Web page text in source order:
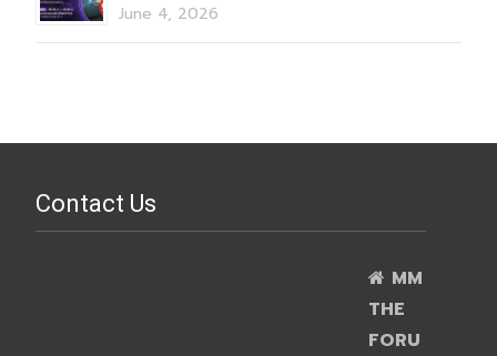
June 4, 2026
Contact Us
MM
THE
FORU